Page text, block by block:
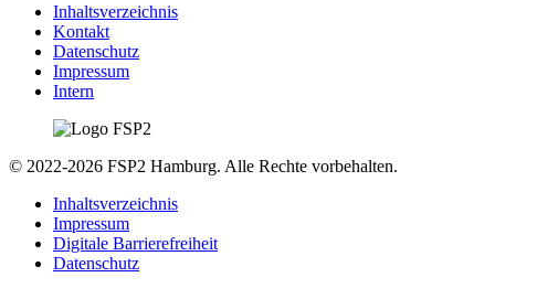
Inhaltsverzeichnis
Kontakt
Datenschutz
Impressum
Intern
© 2022-2026 FSP2 Hamburg. Alle Rechte vorbehalten.
Inhaltsverzeichnis
Impressum
Digitale Barrierefreiheit
Datenschutz